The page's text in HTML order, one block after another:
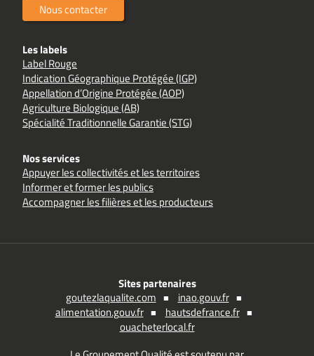
Nous contacter
Les labels
Label Rouge
Indication Géographique Protégée (IGP)
Appellation d’Origine Protégée (AOP)
Agriculture Biologique (AB)
Spécialité Traditionnelle Garantie (STG)
Nos services
Appuyer les collectivités et les territoires
Informer et former les publics
Accompagner les filières et les producteurs
Sites partenaires
goutezlaqualite.com
inao.gouv.fr
alimentation.gouv.fr
hautsdefrance.fr
ouacheterlocal.fr